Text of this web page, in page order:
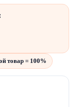
товар = 100%